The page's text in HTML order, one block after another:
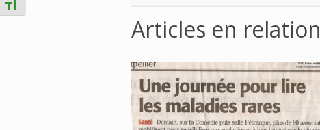
Changer la taille de la police
Articles en relation